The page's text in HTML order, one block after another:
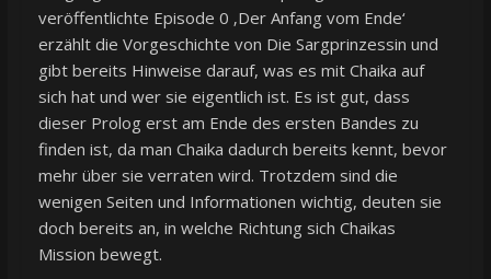
veröffentlichte Episode 0 ‚Der Anfang vom Ende‘
erzählt die Vorgeschichte von Die Sargprinzessin und
gibt bereits Hinweise darauf, was es mit Chaika auf
sich hat und wer sie eigentlich ist. Es ist gut, dass
dieser Prolog erst am Ende des ersten Bandes zu
finden ist, da man Chaika dadurch bereits kennt, bevor
mehr über sie verraten wird. Trotzdem sind die
wenigen Seiten und Informationen wichtig, deuten sie
doch bereits an, in welche Richtung sich Chaikas
Mission bewegt.